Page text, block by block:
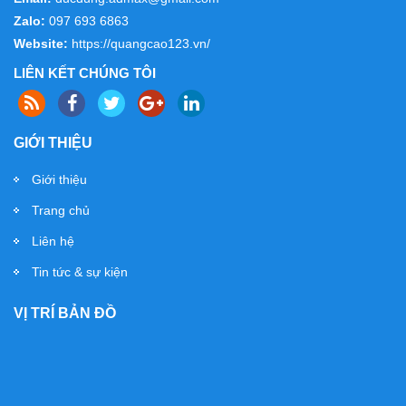
Zalo: 097 693 6863
Website: https://quangcao123.vn/
LIÊN KẾT CHÚNG TÔI
GIỚI THIỆU
Giới thiệu
Trang chủ
Liên hệ
Tin tức & sự kiện
VỊ TRÍ BẢN ĐỒ